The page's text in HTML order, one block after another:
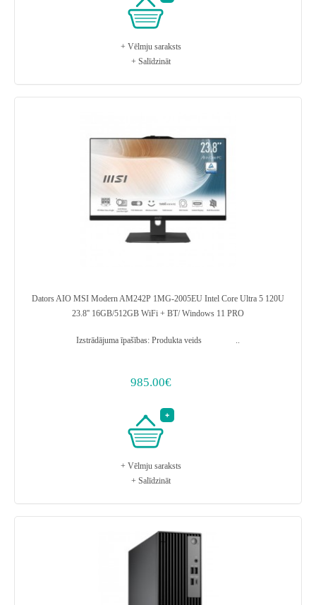
+ Vēlmju saraksts
+ Salīdzināt
Dators AIO MSI Modern AM242P 1MG-2005EU Intel Core Ultra 5 120U
23.8'' 16GB/512GB WiFi + BT/ Windows 11 PRO
Izstrādājuma īpašības: Produkta veids ..
985.00€
+ Vēlmju saraksts
+ Salīdzināt